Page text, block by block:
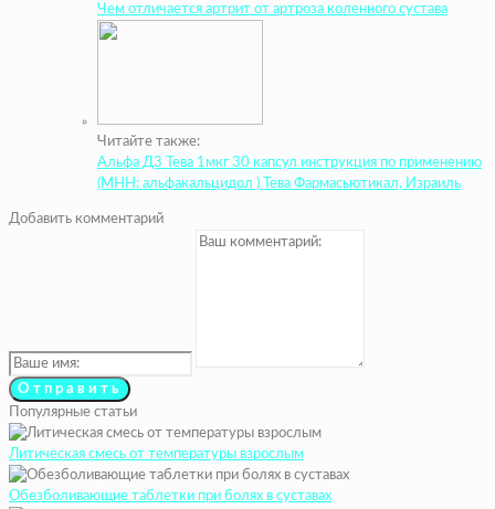
Чем отличается артрит от артроза коленного сустава
Читайте также:
Альфа Д3 Тева 1мкг 30 капсул инструкция по применению
(МНН: альфакальцидол ) Тева Фармасьютикал, Израиль
Добавить комментарий
Популярные статьи
Литическая смесь от температуры взрослым
Обезболивающие таблетки при болях в суставах